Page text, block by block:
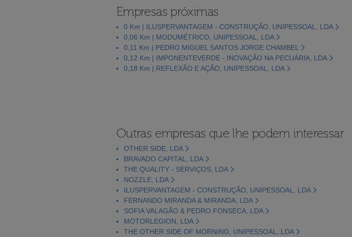
Empresas próximas
0 Km | ILUSPERVANTAGEM - CONSTRUÇÃO, UNIPESSOAL, LDA
0,06 Km | MODUMÉTRICO, UNIPESSOAL, LDA
0,11 Km | PEDRO MIGUEL SANTOS JORGE CHAMBEL
0,12 Km | IMPONENTEVERDE - INOVAÇÃO NA PECUÁRIA, LDA
0,18 Km | REFLEXÃO E AÇÃO, UNIPESSOAL, LDA
Outras empresas que lhe podem interessar
OTHER SIDE, LDA
BRAVADO CAPITAL, LDA
THE QUALITY - SERVIÇOS, LDA
NOZZLE, LDA
ILUSPERVANTAGEM - CONSTRUÇÃO, UNIPESSOAL, LDA
FERNANDO MIRANDA & MIRANDA, LDA
SOFIA VALAGÃO & PEDRO FONSECA, LDA
MOTORLEGION, LDA
THE OTHER SIDE OF MORNING, UNIPESSOAL, LDA